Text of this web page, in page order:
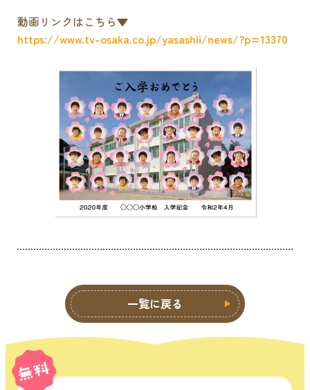
動画リンクはこちら▼
https://www.tv-osaka.co.jp/yasashii/news/?p=13370
一覧に戻る